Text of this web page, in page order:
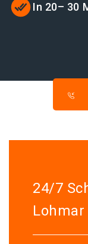
In 20– 30
24/7